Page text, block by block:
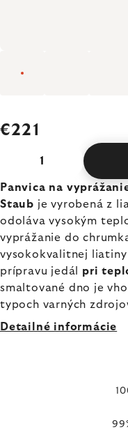
€221
Panvica na
Staub je vyrobená z
odoláva vysokým
vyprážanie do
vysokokvalitnej liatiny
prípravu jedál pri
smaltované dno je
typoch varných
Detailné informácie